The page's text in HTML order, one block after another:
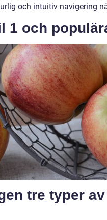
och intuitiv navigering
1 och
tre typer